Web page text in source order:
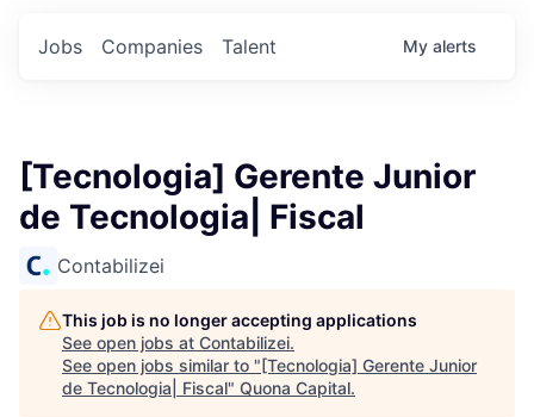
Jobs Companies Talent My alerts
[Tecnologia] Gerente Junior
de Tecnologia| Fiscal
Contabilizei
This job is no longer accepting applications
See open jobs at Contabilizei.
See open jobs similar to "[Tecnologia] Gerente Junior
de Tecnologia| Fiscal" Quona Capital.